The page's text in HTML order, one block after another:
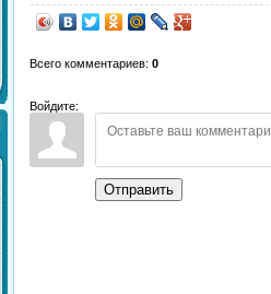
Всего комментариев: 0
Войдите:
Отправить